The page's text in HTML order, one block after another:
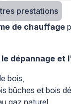
+ 7 autres prestations
de chauffage
dépannage et
bois,
bûches et bois
gaz naturel,